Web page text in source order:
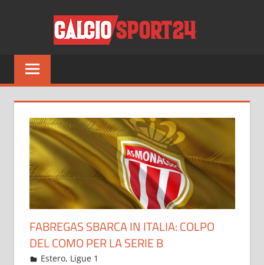
Tutto
sul
del
non
solo
FABREGAS SBARCA IN ITALIA: COLPO
DEL COMO PER LA SERIE B
Luglio 15, 2022
admin
Estero, Ligue 1